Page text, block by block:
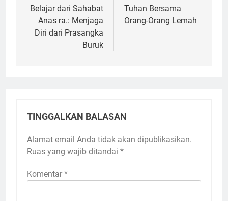
pos
Belajar dari Sahabat
Anas ra.: Menjaga
Diri dari Prasangka
Buruk
Tuhan Bersama
Orang-Orang Lemah
TINGGALKAN BALASAN
Alamat email Anda tidak akan dipublikasikan.
Ruas yang wajib ditandai *
Komentar *